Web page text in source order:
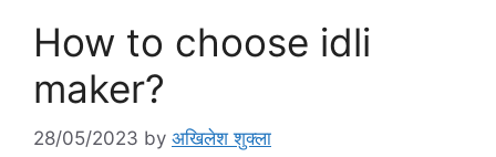
How to choose idli
maker?
28/05/2023 by अखिलेश शुक्ला